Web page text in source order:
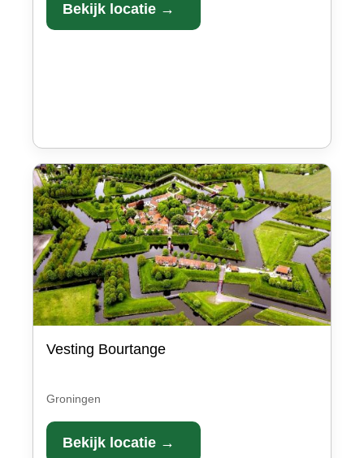
Bekijk locatie →
Vesting Bourtange
Groningen
Bekijk locatie →